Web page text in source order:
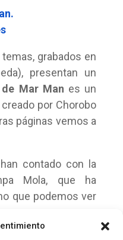
grabados en
presentan un
Mar Man es un
por Chorobo
páginas vemos a
han contado con la
Mola, que ha
que podemos ver